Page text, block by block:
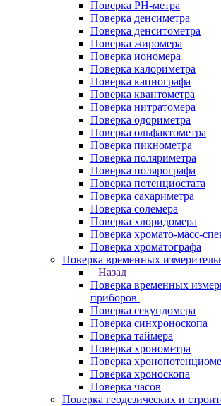
Поверка PH-метра
Поверка денсиметра
Поверка денситометра
Поверка жиромера
Поверка иономера
Поверка калориметра
Поверка капнографа
Поверка квантометра
Поверка нитратомера
Поверка одориметра
Поверка ольфактометра
Поверка пикнометра
Поверка поляриметра
Поверка полярографа
Поверка потенциостата
Поверка сахариметра
Поверка солемера
Поверка хлоридомера
Поверка хромато-масс-
Поверка хроматографа
Поверка временных
Назад
Поверка временных
приборов
Поверка секундомера
Поверка синхроноскопа
Поверка таймера
Поверка хронометра
Поверка
Поверка хроноскопа
Поверка часов
Поверка геодезических и